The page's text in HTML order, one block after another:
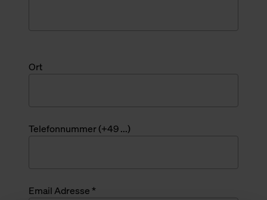
Ort
Telefonnummer (+49 ...)
Email Adresse *